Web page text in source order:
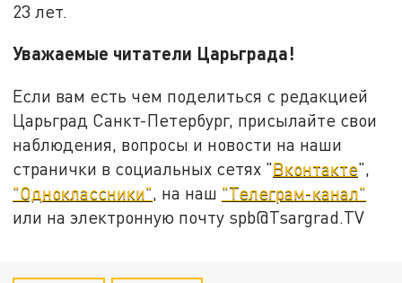
23 лет.
Уважаемые читатели Царьграда!
Если вам есть чем поделиться с редакцией
Царьград Санкт-Петербург, присылайте свои
наблюдения, вопросы и новости на наши
странички в социальных сетях "Вконтакте",
"Одноклассники" , на наш "Телеграм-канал"
или на электронную почту spb@Tsargrad.TV